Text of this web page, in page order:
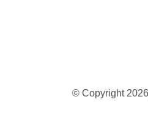
© Copyright